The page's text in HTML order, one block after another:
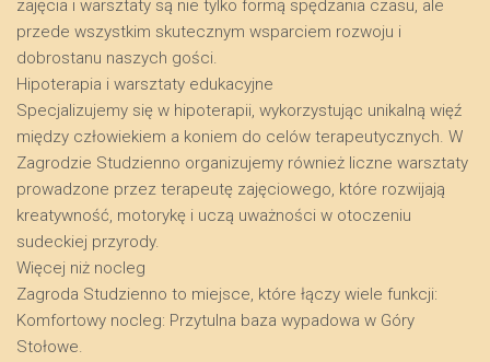
zajęcia i warsztaty są nie tylko formą spędzania czasu, ale
przede wszystkim skutecznym wsparciem rozwoju i
dobrostanu naszych gości.
​Hipoterapia i warsztaty edukacyjne
​Specjalizujemy się w hipoterapii, wykorzystując unikalną więź
między człowiekiem a koniem do celów terapeutycznych. W
Zagrodzie Studzienno organizujemy również liczne warsztaty
prowadzone przez terapeutę zajęciowego, które rozwijają
kreatywność, motorykę i uczą uważności w otoczeniu
sudeckiej przyrody.
​Więcej niż nocleg
​Zagroda Studzienno to miejsce, które łączy wiele funkcji:
​Komfortowy nocleg: Przytulna baza wypadowa w Góry
Stołowe.